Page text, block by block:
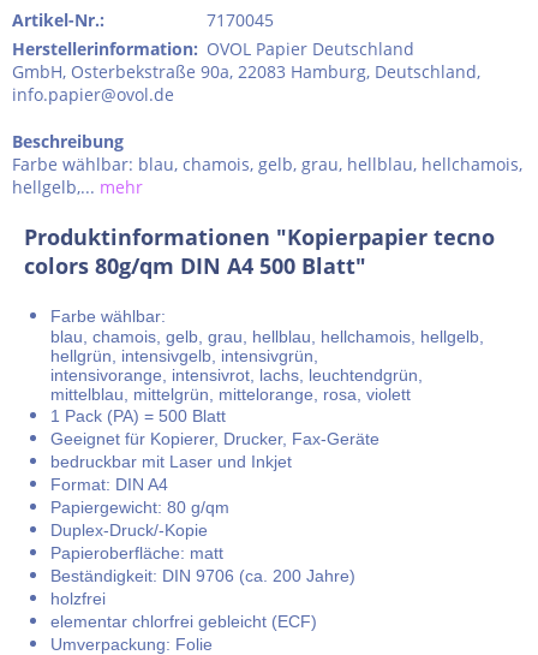
Artikel-Nr.:
7170045
Herstellerinformation: OVOL Papier Deutschland
GmbH, Osterbekstraße 90a, 22083 Hamburg, Deutschland,
info.papier@ovol.de
Beschreibung
Farbe wählbar: blau, chamois, gelb, grau, hellblau, hellchamois,
hellgelb,... mehr
Produktinformationen "Kopierpapier tecno
colors 80g/qm DIN A4 500 Blatt"
Farbe wählbar:
blau, chamois, gelb, grau, hellblau, hellchamois, hellgelb,
hellgrün, intensivgelb, intensivgrün,
intensivorange, intensivrot, lachs, leuchtendgrün,
mittelblau, mittelgrün, mittelorange, rosa, violett
1 Pack (PA) = 500 Blatt
Geeignet für Kopierer, Drucker, Fax-Geräte
bedruckbar mit Laser und Inkjet
Format: DIN A4
Papiergewicht: 80 g/qm
Duplex-Druck/-Kopie
Papieroberfläche: matt
Beständigkeit: DIN 9706 (ca. 200 Jahre)
holzfrei
elementar chlorfrei gebleicht (ECF)
Umverpackung: Folie